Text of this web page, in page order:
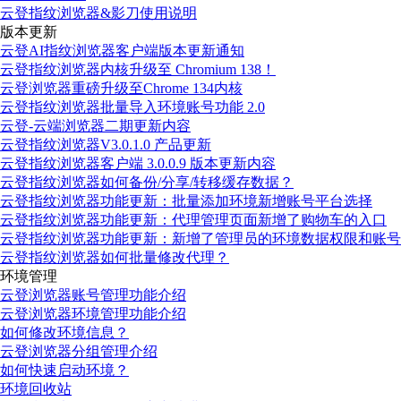
云登指纹浏览器&影刀使用说明
版本更新
云登AI指纹浏览器客户端版本更新通知
云登指纹浏览器内核升级至 Chromium 138！
云登浏览器重磅升级至Chrome 134内核
云登指纹浏览器批量导入环境账号功能 2.0
云登-云端浏览器二期更新内容
云登指纹浏览器V3.0.1.0 产品更新
云登指纹浏览器客户端 3.0.0.9 版本更新内容
云登指纹浏览器如何备份/分享/转移缓存数据？
云登指纹浏览器功能更新：批量添加环境新增账号平台选择
云登指纹浏览器功能更新：代理管理页面新增了购物车的入口
云登指纹浏览器功能更新：新增了管理员的环境数据权限和账
云登指纹浏览器如何批量修改代理？
环境管理
云登浏览器账号管理功能介绍
云登浏览器环境管理功能介绍
如何修改环境信息？
云登浏览器分组管理介绍
如何快速启动环境？
环境回收站